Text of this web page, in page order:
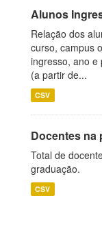
Alunos
Relação dos
curso, campus
ingresso, ano e
(a partir de...
CSV
Docentes na
Total de
graduação.
CSV